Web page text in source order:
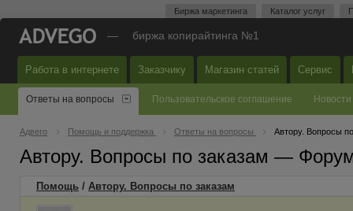
Биржа маркетинга Каталог услуг
— биржа копирайтинга №1
Работа в интернете Заказчику Магазин статей Сервис
Ответы на вопросы Пользовательское соглашение Новости
Адвего Помощь и поддержка Ответы на вопросы Автору. Вопросы
Автору. Вопросы по заказам —
Помощь / Автору. Вопросы по заказам